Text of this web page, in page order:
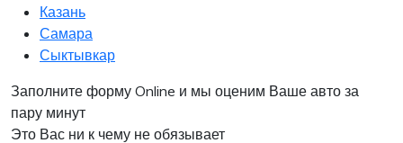
Казань
Самара
Сыктывкар
Заполните форму Online и мы оценим Ваше авто за
пару минут
Это Вас ни к чему не обязывает